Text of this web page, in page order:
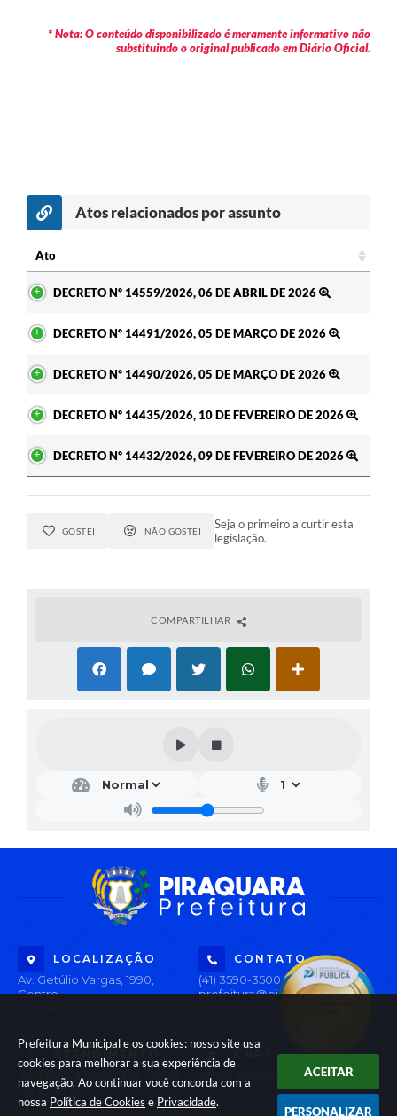
Prefeitura Municipal e os cookies: nosso site usa
cookies para melhorar a sua experiência de
navegação. Ao continuar você concorda com a
nossa Política de Cookies e Privacidade.
ACEITAR
PERSONALIZAR
* Nota: O conteúdo disponibilizado é meramente informativo não
substituindo o original publicado em Diário Oficial.
Atos relacionados por assunto
Ato
DECRETO Nº 14559/2026, 06 DE ABRIL DE 2026
DECRETO Nº 14491/2026, 05 DE MARÇO DE 2026
DECRETO Nº 14490/2026, 05 DE MARÇO DE 2026
DECRETO Nº 14435/2026, 10 DE FEVEREIRO DE 2026
DECRETO Nº 14432/2026, 09 DE FEVEREIRO DE 2026
GOSTEI NÃO GOSTEI
Seja o primeiro a curtir esta
legislação.
COMPARTILHAR
LOCALIZAÇÃO
Av. Getúlio Vargas, 1990,
Centro
CONTATO
(41) 3590-3500
prefeitura@piraquara.pr.gov
Segunda à Sexta: De 08h às
12h e 13h às 17h
76.105.675/0001-67